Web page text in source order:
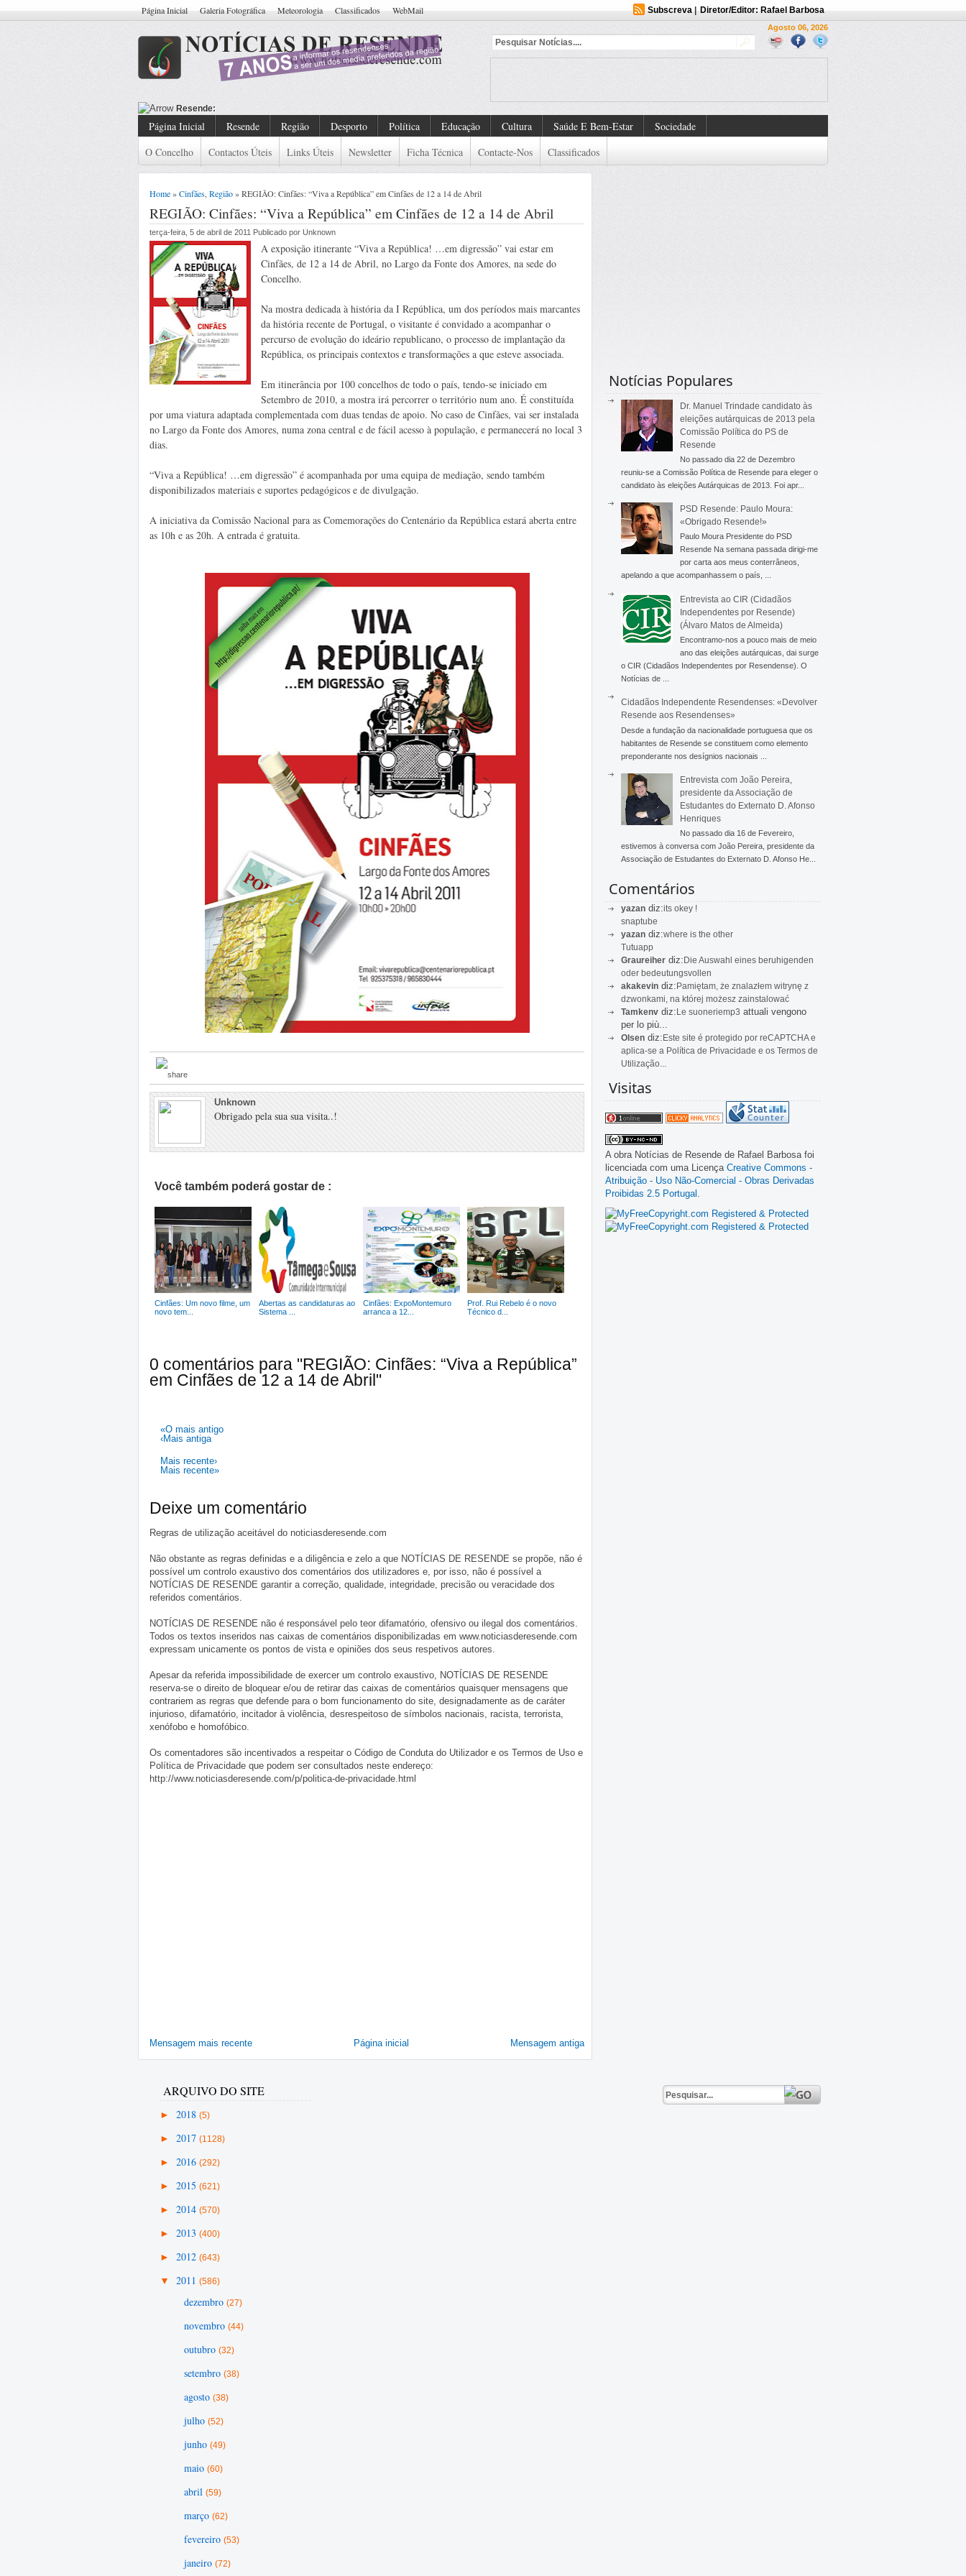
Página Inicial Galeria Fotográfica Meteorologia Classificados WebMail Subscreva| Diretor/Editor: Rafael Barbosa
Agosto 06, 2026
Resende: Detido Cidadão Com M
Página Inicial Resende Região Desporto Política Educação Cultura Saúde E Bem-Estar
Sociedade
O Concelho
Contactos Úteis Links Úteis Newsletter Ficha Técnica Contacte-Nos Classificados
Home»Cinfães Região» REGIÃO: Cinfães: “Viva a República” em Cinfães de 12 a 14 de Abril
REGIÃO: Cinfães: “Viva a República” em Cinfães de 12 a 14 de Abril
terça-feira, 5 de abril de 2011 Publicado por Unknown
A exposição itinerante “Viva a República! …em digressão” vai estar em
Cinfães, de 12 a 14 de Abril, no Largo da Fonte dos Amores, na sede do
Concelho.
Na mostra dedicada à história da I República, um dos períodos mais marcantes
da história recente de Portugal, o visitante é convidado a acompanhar o
percurso de evolução do ideário republicano, o processo de implantação da
República, os principais contextos e transformações a que esteve associada.
Em itinerância por 100 concelhos de todo o país, tendo-se iniciado em
Setembro de 2010, a mostra irá percorrer o território num ano. É constituída
por uma viatura adaptada complementada com duas tendas de apoio. No caso de Cinfães, vai ser instalada
no Largo da Fonte dos Amores, numa zona central e de fácil acesso à população, e permanecerá no local 3
dias.
“Viva a República! …em digressão” é acompanhada por uma equipa de mediação, sendo também
disponibilizados materiais e suportes pedagógicos e de divulgação.
A iniciativa da Comissão Nacional para as Comemorações do Centenário da República estará aberta entre
as 10h e as 20h. A entrada é gratuita.
Unknown
Obrigado pela sua sua visita..!
Você também poderá gostar de :
Cinfães: Um novo filme, um
novo tem...
Abertas as candidaturas ao
Sistema ...
Cinfães: ExpoMontemuro
arranca a 12...
Prof. Rui Rebelo é o novo
Técnico d...
0 comentários para "REGIÃO: Cinfães: “Viva a República”
em Cinfães de 12 a 14 de Abril"
«O mais antigo
‹Mais antiga
Mais recente›
Mais recente»
Deixe um comentário
Regras de utilização aceitável do noticiasderesende.com
Não obstante as regras definidas e a diligência e zelo a que NOTÍCIAS DE RESENDE se propõe, não é
possível um controlo exaustivo dos comentários dos utilizadores e, por isso, não é possível a
NOTÍCIAS DE RESENDE garantir a correção, qualidade, integridade, precisão ou veracidade dos
referidos comentários.
NOTÍCIAS DE RESENDE não é responsável pelo teor difamatório, ofensivo ou ilegal dos comentários.
Todos os textos inseridos nas caixas de comentários disponibilizadas em www.noticiasderesende.com
expressam unicamente os pontos de vista e opiniões dos seus respetivos autores.
Apesar da referida impossibilidade de exercer um controlo exaustivo, NOTÍCIAS DE RESENDE
reserva-se o direito de bloquear e/ou de retirar das caixas de comentários quaisquer mensagens que
contrariem as regras que defende para o bom funcionamento do site, designadamente as de caráter
injurioso, difamatório, incitador à violência, desrespeitoso de símbolos nacionais, racista, terrorista,
xenófobo e homofóbico.
Os comentadores são incentivados a respeitar o Código de Conduta do Utilizador e os Termos de Uso e
Política de Privacidade que podem ser consultados neste endereço:
http://www.noticiasderesende.com/p/politica-de-privacidade.html
Mensagem mais recente Mensagem antiga
Página inicial
Notícias Populares
Dr. Manuel Trindade candidato às
eleições autárquicas de 2013 pela
Comissão Política do PS de
Resende
No passado dia 22 de Dezembro
reuniu-se a Comissão Política de Resende para eleger o
candidato às eleições Autárquicas de 2013. Foi apr...
PSD Resende: Paulo Moura:
«Obrigado Resende!»
Paulo Moura Presidente do PSD
Resende Na semana passada dirigi-me
por carta aos meus conterrâneos,
apelando a que acompanhassem o país, ...
Entrevista ao CIR (Cidadãos
Independentes por Resende)
(Álvaro Matos de Almeida)
Encontramo-nos a pouco mais de meio
ano das eleições autárquicas, dai surge
o CIR (Cidadãos Independentes por Resendense). O
Notícias de ...
Cidadãos Independente Resendenses: «Devolver
Resende aos Resendenses»
Desde a fundação da nacionalidade portuguesa que os
habitantes de Resende se constituem como elemento
preponderante nos desígnios nacionais ...
Entrevista com João Pereira,
presidente da Associação de
Estudantes do Externato D. Afonso
Henriques
No passado dia 16 de Fevereiro,
estivemos à conversa com João Pereira, presidente da
Associação de Estudantes do Externato D. Afonso He...
Comentários
yazan diz:its okey !
snaptube
yazan diz:where is the other
Tutuapp
Graureiher diz:Die Auswahl eines beruhigenden
oder bedeutungsvollen
akakevin diz:Pamiętam, że znalazłem witrynę z
dzwonkami, na której możesz zainstalować
Tamkenv diz:Le suoneriemp3 attuali vengono
per lo più...
Olsen diz:Este site é protegido por reCAPTCHA e
aplica-se a Política de Privacidade e os Termos de
Utilização...
Visitas
A obra Notícias de Resende de Rafael Barbosa foi
licenciada com uma Licença Creative Commons -
Atribuição - Uso Não-Comercial - Obras Derivadas
Proibidas 2.5 Portugal
ARQUIVO DO SITE
► 2018 (5)
► 2017 (1128)
► 2016 (292)
► 2015 (621)
► 2014 (570)
► 2013 (400)
► 2012 (643)
▼ 2011 (586)
dezembro (27)
novembro (44)
outubro (32)
setembro (38)
agosto (38)
julho (52)
junho (49)
maio (60)
abril (59)
março (62)
fevereiro (53)
janeiro (72)